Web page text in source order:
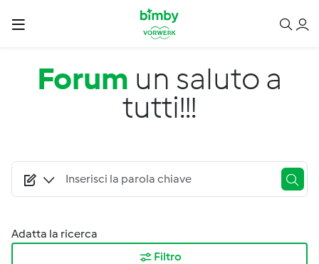
Salta al contenuto principale
Forum un saluto a
tutti!!!
Adatta la ricerca
Filtro